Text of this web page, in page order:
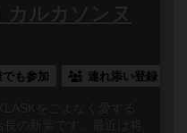
カルカソンヌ
でも参加 連れ添い登録
をこよなく愛する
の新葉です。最近は将